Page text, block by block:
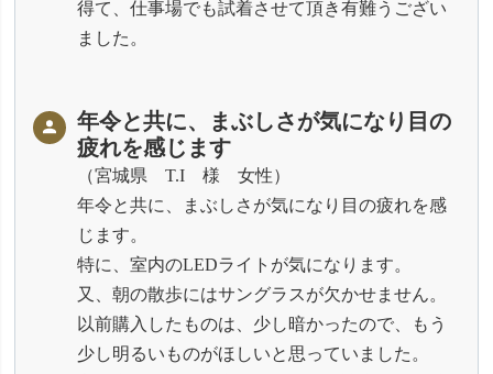
得て、仕事場でも試着させて頂き有難うござい
ました。
年令と共に、まぶしさが気になり目の
疲れを感じます
宮城県 T.I 様 女性
年令と共に、まぶしさが気になり目の疲れを感
じます。
特に、室内のLEDライトが気になります。
又、朝の散歩にはサングラスが欠かせません。
以前購入したものは、少し暗かったので、もう
少し明るいものがほしいと思っていました。